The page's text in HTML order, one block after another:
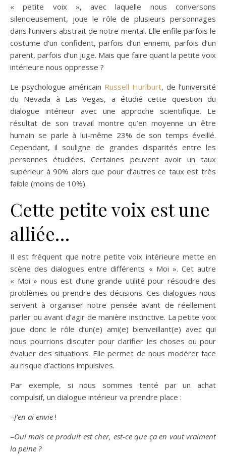
« petite voix », avec laquelle nous conversons
silencieusement, joue le rôle de plusieurs personnages
dans l’univers abstrait de notre mental. Elle enfile parfois le
costume d’un confident, parfois d’un ennemi, parfois d’un
parent, parfois d’un juge. Mais que faire quant la petite voix
intérieure nous oppresse ?
Le psychologue américain Russell Hurlburt, de l’université
du Nevada à Las Vegas, a étudié cette question du
dialogue intérieur avec une approche scientifique. Le
résultat de son travail montre qu’en moyenne un être
humain se parle à lui-même 23% de son temps éveillé.
Cependant, il souligne de grandes disparités entre les
personnes étudiées. Certaines peuvent avoir un taux
supérieur à 90% alors que pour d’autres ce taux est très
faible (moins de 10%).
Cette petite voix est une
alliée…
Il est fréquent que notre petite voix intérieure mette en
scène des dialogues entre différents « Moi ». Cet autre
« Moi » nous est d’une grande utilité pour résoudre des
problèmes ou prendre des décisions. Ces dialogues nous
servent à organiser notre pensée avant de réellement
parler ou avant d’agir de manière instinctive. La petite voix
joue donc le rôle d’un(e) ami(e) bienveillant(e) avec qui
nous pourrions discuter pour clarifier les choses ou pour
évaluer des situations. Elle permet de nous modérer face
au risque d’actions impulsives.
Par exemple, si nous sommes tenté par un achat
compulsif, un dialogue intérieur va prendre place :
–J’en ai envie !
–Oui mais ce produit est cher, est-ce que ça en vaut vraiment
la peine ?